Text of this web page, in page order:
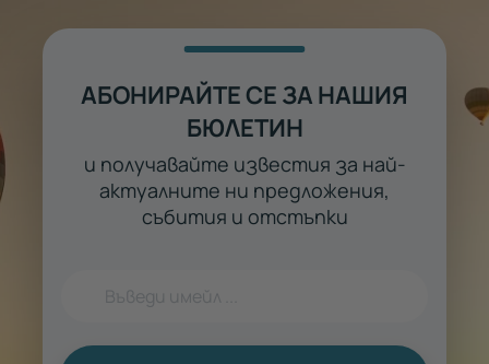
АБОНИРАЙТЕ СЕ ЗА НАШИЯ
БЮЛЕТИН
и получавайте известия за най-
актуалните ни предложения,
събития и отстъпки